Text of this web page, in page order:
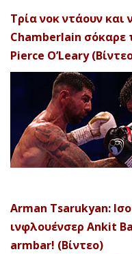
Τρία νοκ ντάουν
Chamberlain σόκαρε
Pierce O’Leary
Arman Tsarukyan:
ινφλουένσερ Ankit
armbar! (Βίντεο)